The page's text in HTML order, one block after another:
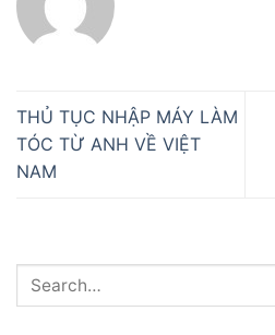
THỦ TỤC NHẬP MÁY LÀM
TÓC TỪ ANH VỀ VIỆT
NAM